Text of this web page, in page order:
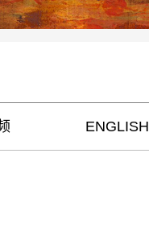
ENGLISH